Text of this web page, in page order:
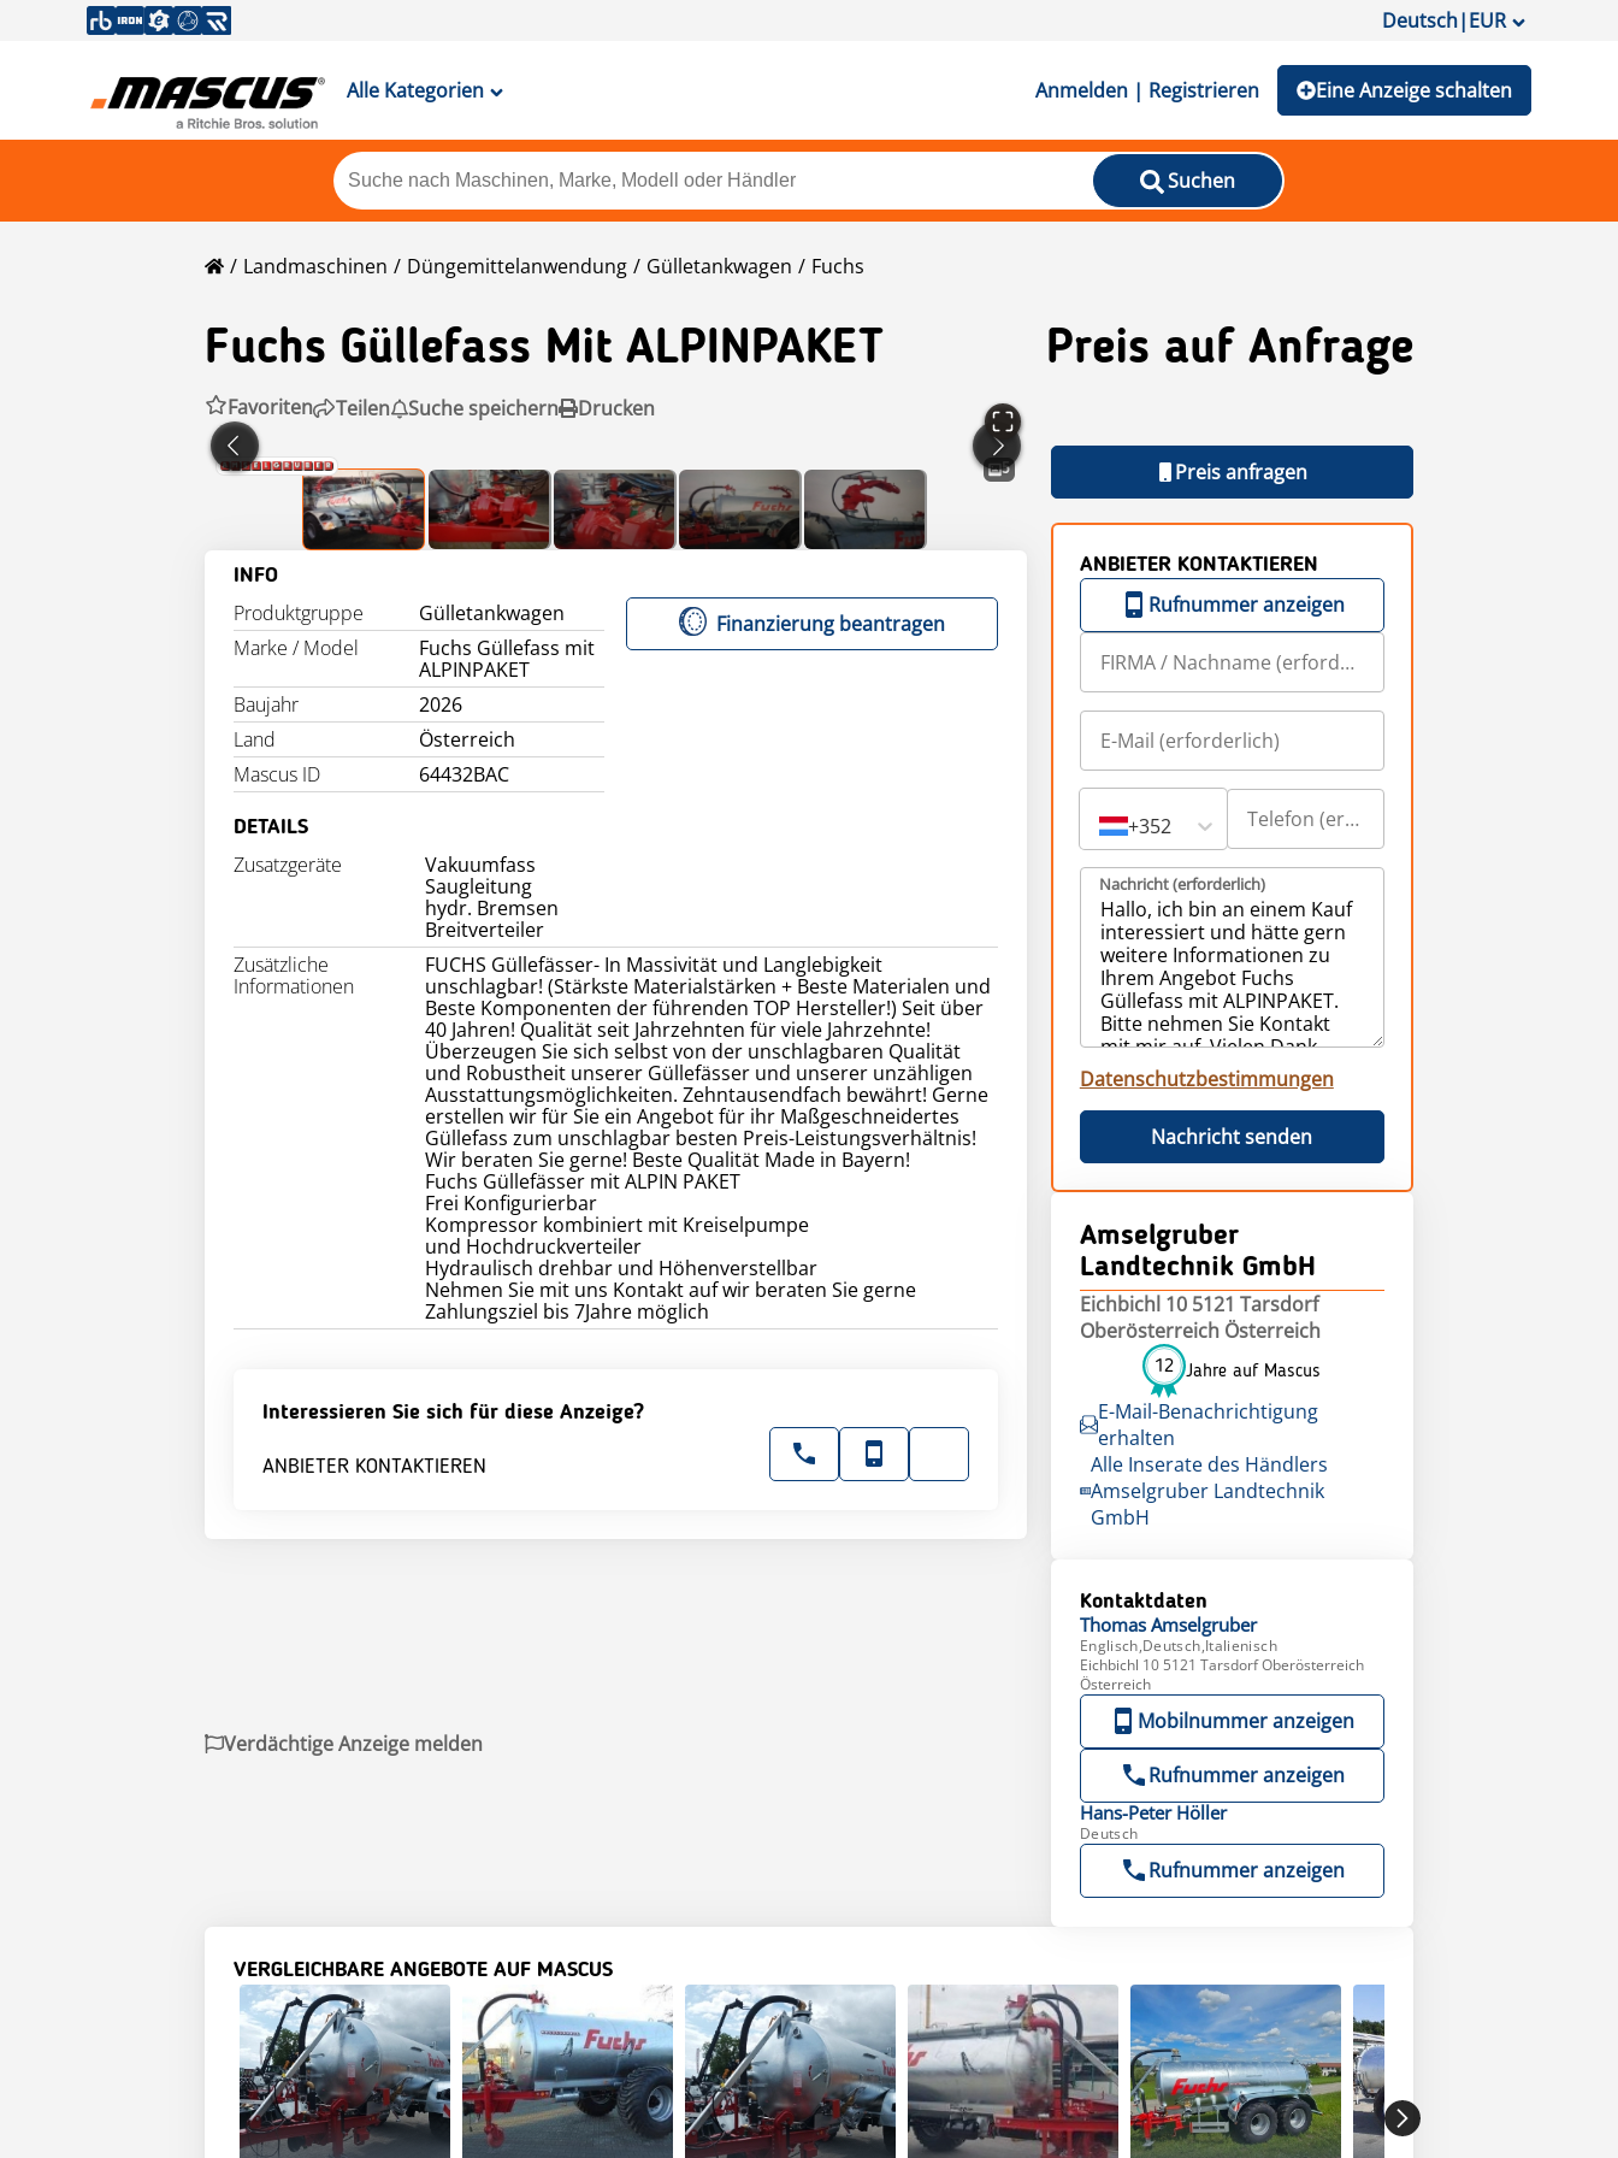
Deutsch|EUR
Alle Kategorien Anmelden | Registrieren Eine Anzeige schalten
Suchen
Landmaschinen Düngemittelanwendung Gülletankwagen Fuchs
Fuchs Güllefass Mit ALPINPAKET Preis auf Anfrage
Favoriten Teilen Suche speichern Drucken
5
INFO
Produktgruppe
Gülletankwagen
Marke / Model
Fuchs Güllefass mit
ALPINPAKET
Baujahr
2026
Land
Österreich
Mascus ID
64432BAC
Finanzierung beantragen
DETAILS
Zusatzgeräte
Vakuumfass
Saugleitung
hydr. Bremsen
Breitverteiler
Zusätzliche
Informationen
FUCHS Güllefässer- In Massivität und Langlebigkeit
unschlagbar! (Stärkste Materialstärken + Beste Materialen und
Beste Komponenten der führenden TOP Hersteller!) Seit über
40 Jahren! Qualität seit Jahrzehnten für viele Jahrzehnte!
Überzeugen Sie sich selbst von der unschlagbaren Qualität
und Robustheit unserer Güllefässer und unserer unzähligen
Ausstattungsmöglichkeiten. Zehntausendfach bewährt! Gerne
erstellen wir für Sie ein Angebot für ihr Maßgeschneidertes
Güllefass zum unschlagbar besten Preis-Leistungsverhältnis!
Wir beraten Sie gerne! Beste Qualität Made in Bayern!
Fuchs Güllefässer mit ALPIN PAKET
Frei Konfigurierbar
Kompressor kombiniert mit Kreiselpumpe
und Hochdruckverteiler
Hydraulisch drehbar und Höhenverstellbar
Nehmen Sie mit uns Kontakt auf wir beraten Sie gerne
Zahlungsziel bis 7Jahre möglich
Interessieren Sie sich für diese Anzeige?
ANBIETER KONTAKTIEREN
Preis anfragen
ANBIETER KONTAKTIEREN
Rufnummer anzeigen
+352
Nachricht (erforderlich)
Datenschutzbestimmungen
Nachricht senden
Amselgruber
Landtechnik GmbH
Eichbichl 10 5121 Tarsdorf
Oberösterreich Österreich
12 Jahre auf Mascus
E-Mail-Benachrichtigung
erhalten
Alle Inserate des Händlers
Amselgruber Landtechnik
GmbH
Kontaktdaten
Thomas Amselgruber
Englisch,Deutsch,Italienisch
Eichbichl 10 5121 Tarsdorf Oberösterreich
Österreich
Mobilnummer anzeigen
Rufnummer anzeigen
Hans-Peter Höller
Deutsch
Rufnummer anzeigen
Verdächtige Anzeige melden
VERGLEICHBARE ANGEBOTE AUF MASCUS